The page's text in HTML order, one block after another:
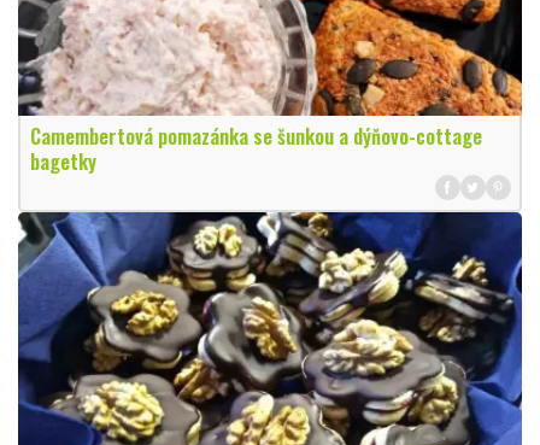
Camembertová pomazánka se šunkou a dýňovo-cottage
bagetky